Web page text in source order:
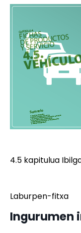
4.5 kapitulua
Laburpen-fitxa
Ingurumen